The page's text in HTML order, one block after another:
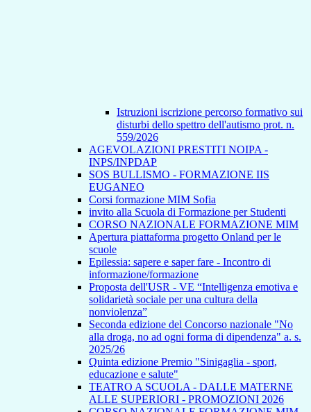
Istruzioni iscrizione percorso formativo sui
disturbi dello spettro dell'autismo prot. n.
559/2026
AGEVOLAZIONI PRESTITI NOIPA -
INPS/INPDAP
SOS BULLISMO - FORMAZIONE IIS
EUGANEO
Corsi formazione MIM Sofia
invito alla Scuola di Formazione per Studenti
CORSO NAZIONALE FORMAZIONE MIM
Apertura piattaforma progetto Onland per le
scuole
Epilessia: sapere e saper fare - Incontro di
informazione/formazione
Proposta dell'USR - VE “Intelligenza emotiva e
solidarietà sociale per una cultura della
nonviolenza”
Seconda edizione del Concorso nazionale "No
alla droga, no ad ogni forma di dipendenza" a. s.
2025/26
Quinta edizione Premio "Sinigaglia - sport,
educazione e salute"
TEATRO A SCUOLA - DALLE MATERNE
ALLE SUPERIORI - PROMOZIONI 2026